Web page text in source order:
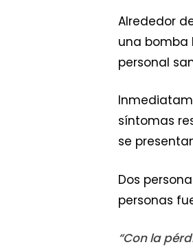
Alrededor
una bomba
personal
síntomas
se
Dos
personas
“Con la